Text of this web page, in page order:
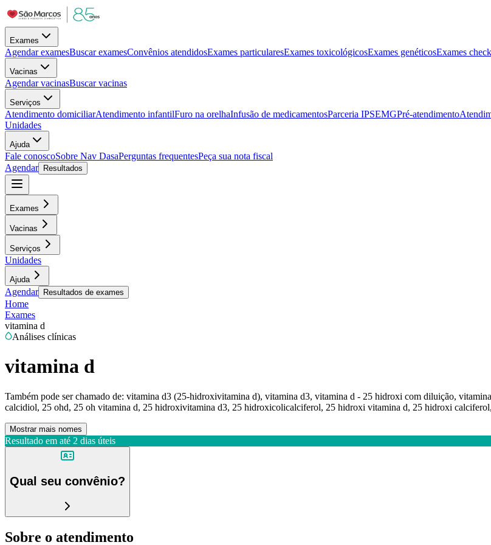
Exames
Agendar examesBuscar examesConvênios atendidosExames particularesExames toxicológicosExames genéticosExames
Vacinas
Agendar vacinasBuscar vacinas
Serviços
Atendimento domiciliarAtendimento infantilFuro na orelhaInfusão de medicamentosParceria IPSEMGPré-atendimento
Unidades
Ajuda
Fale conoscoSobre Nav DasaPerguntas frequentesPeça sua nota fiscal
Agendar
Resultados
Exames
Vacinas
Serviços
Unidades
Ajuda
Agendar Resultados de exames
Home
Exames
vitamina d
Análises clínicas
vitamina d
Também pode ser chamado de: vitamina d3 (25-hidroxivitamina d), vitamina d3, vitamina d - 25 hidroxi com diluição,
calcidiol, 25 ohd, 25 oh vitamina d, 25 hidroxivitamina d3, 25 hidroxicolicalciferol, 25 hidroxi vitamina d, 25 hidroxi
Mostrar mais nomes
Resultado em até 2 dias úteis
Qual seu convênio?
Sobre o atendimento